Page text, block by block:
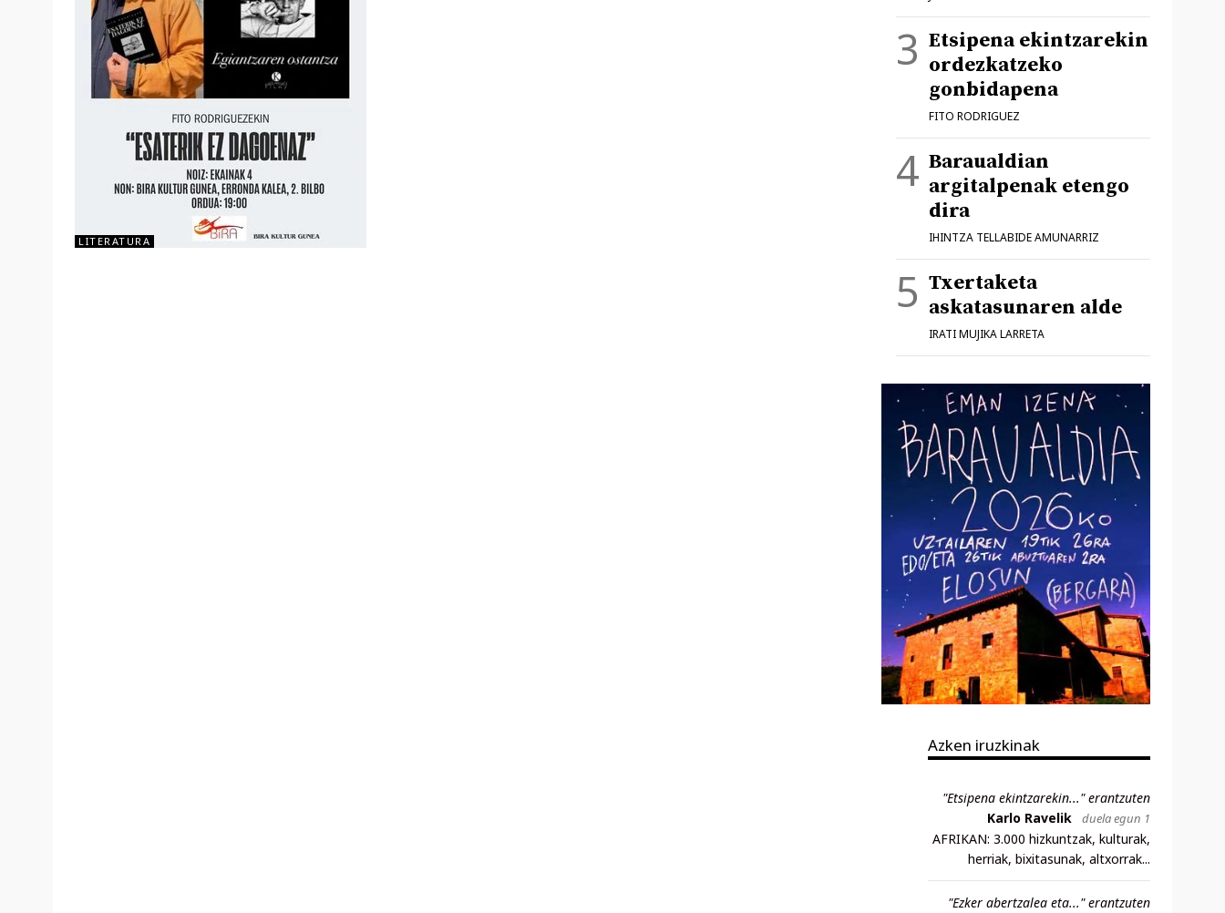
LITERATURA
Etsipena ekintzarekin
ordezkatzeko
gonbidapena
FITO RODRIGUEZ
Baraualdian
argitalpenak etengo
dira
IHINTZA TELLABIDE AMUNARRIZ
Txertaketa
askatasunaren alde
IRATI MUJIKA LARRETA
Azken iruzkinak
"Etsipena ekintzarekin..." erantzuten
Karlo Ravelik
duela egun 1
AFRIKAN: 3.000 hizkuntzak, kulturak,
herriak, bixitasunak, altxorrak...
"Ezker abertzalea eta..." erantzuten